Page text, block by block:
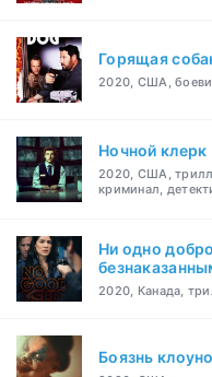
Горящая
2020, США,
Ночной клерк
2020, США,
криминал,
Ни одно
2020, Канада,
Боязнь